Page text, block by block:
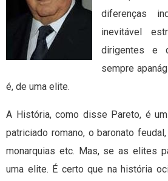
diferenças
inevitável
dirigentes e
sempre
é, de uma elite.
A História, como disse Pareto, é
patriciado romano, o baronato
monarquias etc. Mas, se as elites
uma elite. É certo que na história